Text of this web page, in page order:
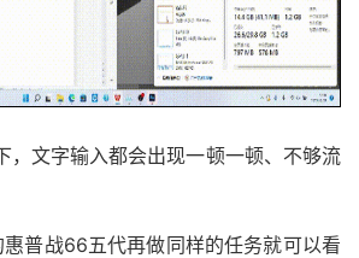
，文字输入都会出现一顿一顿、不够流
普战66五代再做同样的任务就可以看